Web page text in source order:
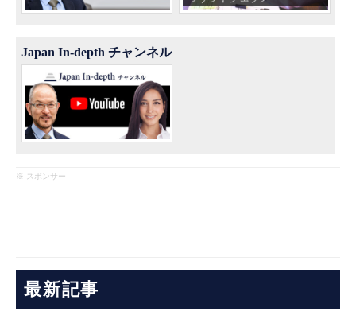
Japan In-depth チャンネル
※ スポンサー
最新記事